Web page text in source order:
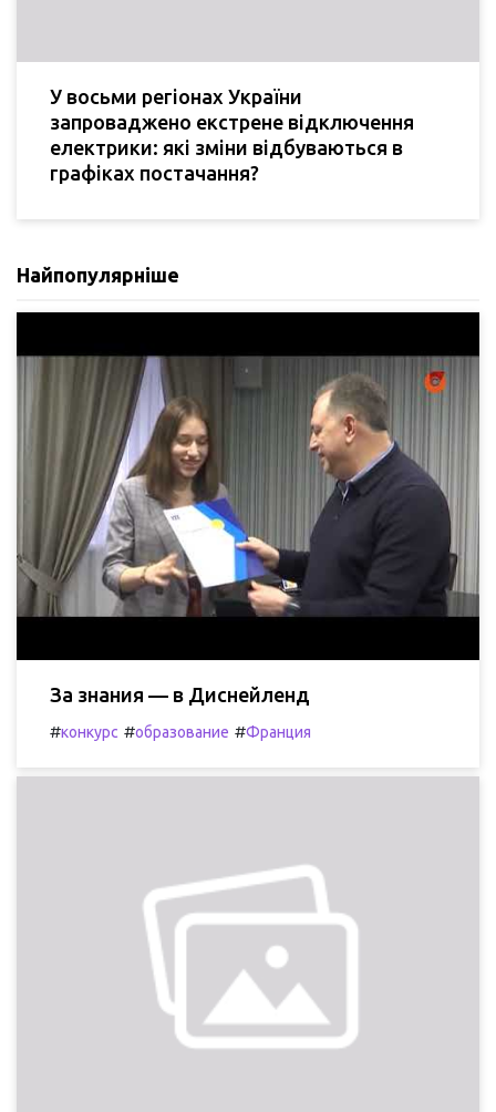
У восьми регіонах України
запроваджено екстрене відключення
електрики: які зміни відбуваються в
графіках постачання?
Найпопулярніше
За знания — в Диснейленд
#конкурс #образование #Франция